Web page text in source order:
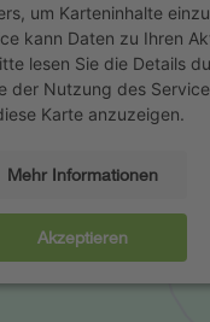
um Karteninhalte
kann Daten zu Ihren
lesen Sie die Details
der Nutzung des
Karte anzuzeigen.
Mehr Informationen
Akzeptieren